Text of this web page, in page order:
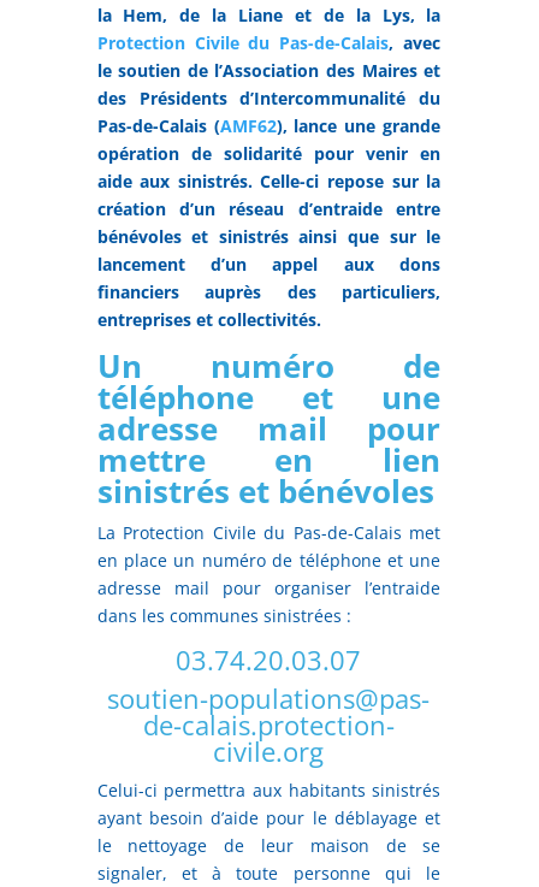
la Hem, de la Liane et de la Lys, la
Protection Civile du Pas-de-Calais, avec
le soutien de l’Association des Maires et
des Présidents d’Intercommunalité du
Pas-de-Calais (AMF62), lance une grande
opération de solidarité pour venir en
aide aux sinistrés. Celle-ci repose sur la
création d’un réseau d’entraide entre
bénévoles et sinistrés ainsi que sur le
lancement d’un appel aux dons
financiers auprès des particuliers,
entreprises et collectivités.
Un numéro de
téléphone et une
adresse mail pour
mettre en lien
sinistrés et bénévoles
La Protection Civile du Pas-de-Calais met
en place un numéro de téléphone et une
adresse mail pour organiser l’entraide
dans les communes sinistrées :
03.74.20.03.07
soutien-populations@pas-
de-calais.protection-
civile.org
Celui-ci permettra aux habitants sinistrés
ayant besoin d’aide pour le déblayage et
le nettoyage de leur maison de se
signaler, et à toute personne qui le